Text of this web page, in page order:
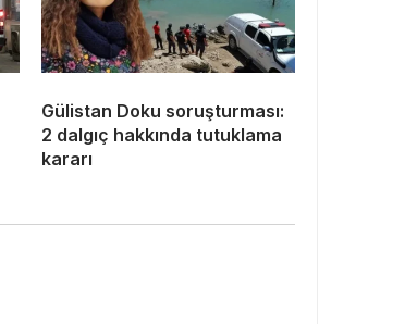
Gülistan Doku soruşturması:
2 dalgıç hakkında tutuklama
kararı